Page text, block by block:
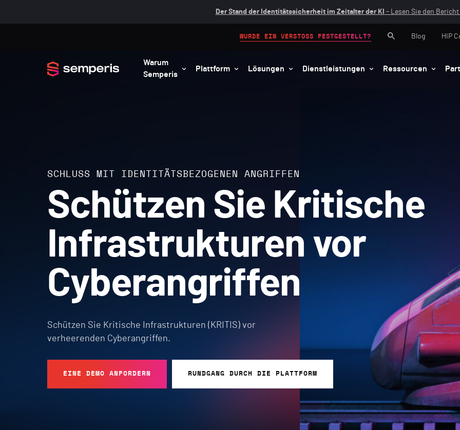
Der Stand der Identitätssicherheit im Zeitalter der KI – Lesen Sie den
Warum
Semperis
Plattform Lösungen Dienstleistungen Ressourcen
WURDE EIN VERSTOSS FESTGESTELLT? Blog HIP
SCHLUSS MIT IDENTITÄTSBEZOGENEN ANGRIFFEN
Schützen Sie Kritische
Infrastrukturen vor
Cyberangriffen
Schützen Sie Kritische Infrastrukturen (KRITIS) vor
verheerenden Cyberangriffen.
EINE DEMO ANFORDERN RUNDGANG DURCH DIE PLATTFORM